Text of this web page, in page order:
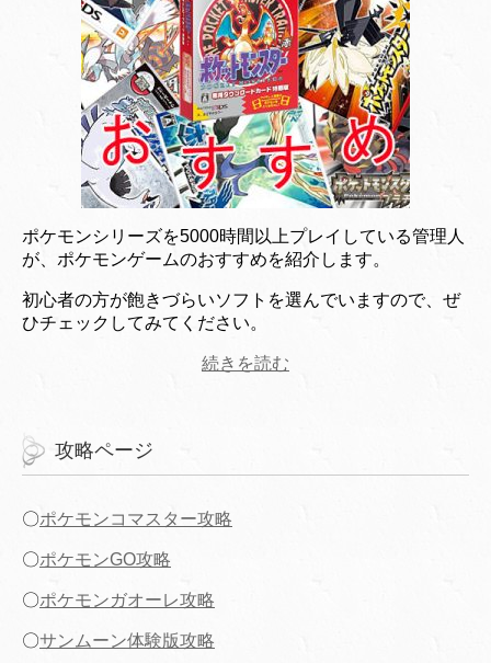
ポケモンシリーズを5000時間以上プレイしている管理人
が、ポケモンゲームのおすすめを紹介します。
初心者の方が飽きづらいソフトを選んでいますので、ぜ
ひチェックしてみてください。
続きを読む
攻略ページ
〇ポケモンコマスター攻略
〇ポケモンGO攻略
〇ポケモンガオーレ攻略
〇サンムーン体験版攻略